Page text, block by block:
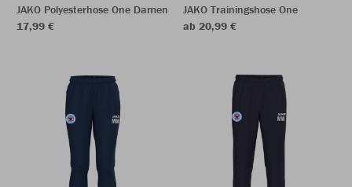
JAKO Polyesterhose One Damen
17,99 €
JAKO Trainingshose One
ab 20,99 €